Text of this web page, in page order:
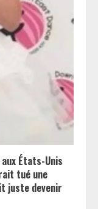
États-Unis
tué une
juste devenir